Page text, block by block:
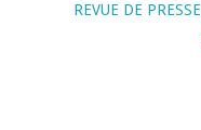
REVUE DE PRESSE